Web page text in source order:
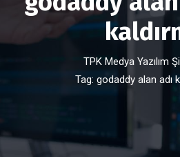
TPK Medya Yazılım
Tag: godaddy alan adı